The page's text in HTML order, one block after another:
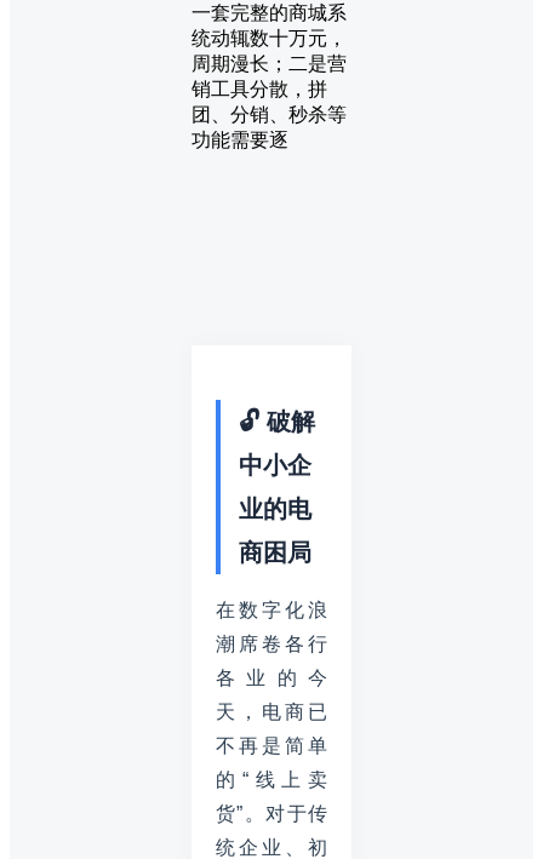
一套完整的商城系
统动辄数十万元，
周期漫长；二是营
销工具分散，拼
团、分销、秒杀等
功能需要逐
🔓 破解
中小企
业的电
商困局
在数字化浪
潮席卷各行
各业的今
天，电商已
不再是简单
的“线上卖
货”。对于传
统企业、初